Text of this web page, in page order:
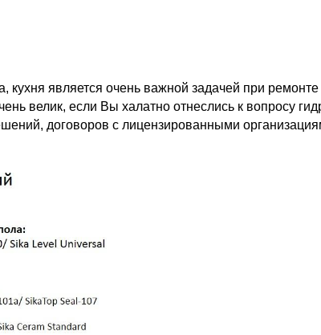
кухня является очень важной задачей при
велик, если Вы халатно отнеслись к вопросу
договоров с лицензированными